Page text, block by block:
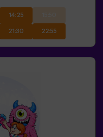
14:25
21:30 22:55